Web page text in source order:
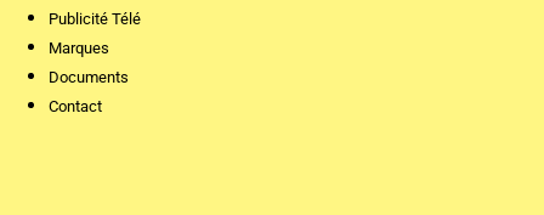
Publicité Télé
Marques
Documents
Contact